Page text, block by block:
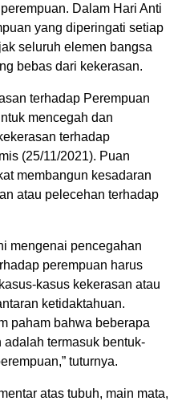
Dalam Hari Anti
yang diperingati setiap
seluruh elemen bangsa
bebas dari kekerasan.
terhadap Perempuan
mencegah dan
terhadap
(25/11/2021). Puan
membangun kesadaran
atau pelecehan terhadap
mengenai pencegahan
perempuan harus
kasus kekerasan atau
ketidaktahuan.
paham bahwa beberapa
termasuk bentuk-
tuturnya.
atas tubuh, main mata,